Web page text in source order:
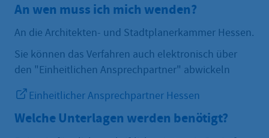
An wen muss ich mich wenden?
An die Architekten- und Stadtplanerkammer Hessen.
Sie können das Verfahren auch elektronisch über
den "Einheitlichen Ansprechpartner" abwickeln
Einheitlicher Ansprechpartner Hessen
Welche Unterlagen werden benötigt?